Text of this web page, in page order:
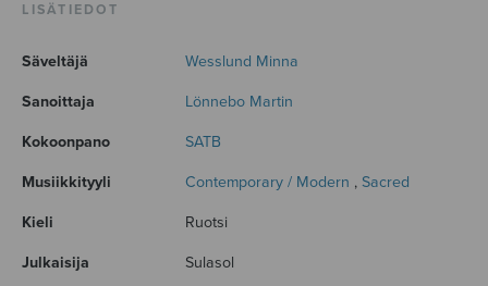
LISÄTIEDOT
Säveltäjä Wesslund Minna
Sanoittaja Lönnebo Martin
Kokoonpano SATB
Musiikkityyli Contemporary / Modern , Sacred
Kieli Ruotsi
Julkaisija Sulasol